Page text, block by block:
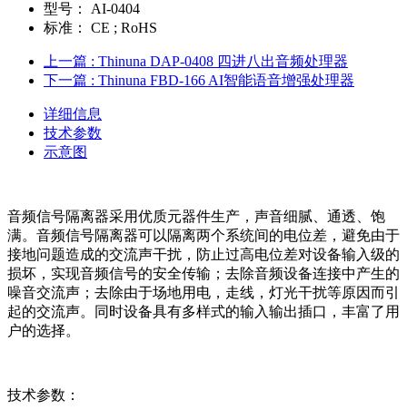
型号：
AI-0404
标准：
CE ; RoHS
上一篇 : Thinuna DAP-0408 四进八出音频处理器
下一篇 : Thinuna FBD-166 AI智能语音增强处理器
详细信息
技术参数
示意图
音频信号隔离器采用优质元器件生产，声音细腻、通透、饱
满。音频信号隔离器可以隔离两个系统间的电位差，避免由于
接地问题造成的交流声干扰，防止过高电位差对设备输入级的
损坏，实现音频信号的安全传输；去除音频设备连接中产生的
噪音交流声；去除由于场地用电，走线，灯光干扰等原因而引
起的交流声。同时设备具有多样式的输入输出插口，丰富了用
户的选择。
技术参数：